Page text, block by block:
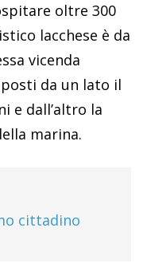
oltre 300
lacchese è da
vicenda
da un lato il
e dall’altro la
marina.
cittadino